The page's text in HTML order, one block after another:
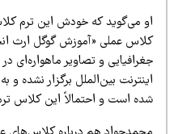
می‌گوید که خودش این ترم کلاس
عملی «آموزش گوگل ارث انجین»
و تصاویر ماهواره‌ای در
بین‌الملل برگزار نشده و به
است و احتمالاً این کلاس ترم بعد